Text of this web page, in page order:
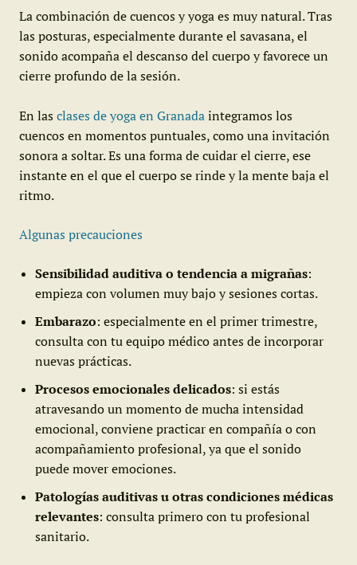
La combinación de cuencos y yoga es muy natural. Tras
las posturas, especialmente durante el savasana, el
sonido acompaña el descanso del cuerpo y favorece un
cierre profundo de la sesión.
En las clases de yoga en Granada integramos los
cuencos en momentos puntuales, como una invitación
sonora a soltar. Es una forma de cuidar el cierre, ese
instante en el que el cuerpo se rinde y la mente baja el
ritmo.
Algunas precauciones
Sensibilidad auditiva o tendencia a migrañas:
empieza con volumen muy bajo y sesiones cortas.
Embarazo: especialmente en el primer trimestre,
consulta con tu equipo médico antes de incorporar
nuevas prácticas.
Procesos emocionales delicados: si estás
atravesando un momento de mucha intensidad
emocional, conviene practicar en compañía o con
acompañamiento profesional, ya que el sonido
puede mover emociones.
Patologías auditivas u otras condiciones médicas
relevantes: consulta primero con tu profesional
sanitario.